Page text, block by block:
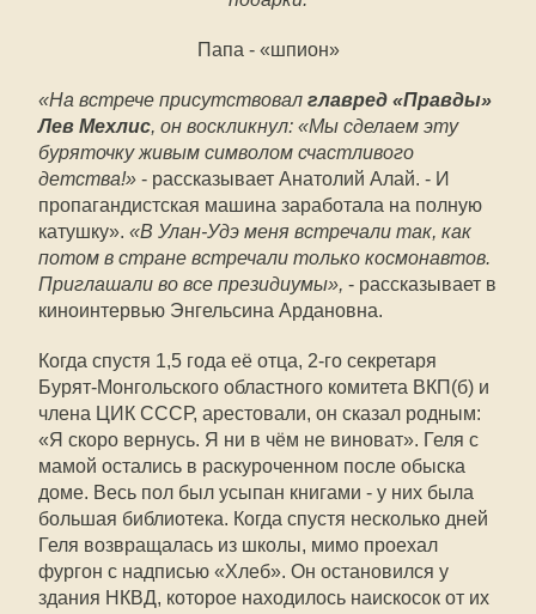
Папа - «шпион»
«На встрече присутствовал главред «Правды»
Лев Мехлис, он воскликнул: «Мы сделаем эту
буряточку живым символом счастливого
детства!» - рассказывает Анатолий Алай. - И
пропагандистская машина заработала на полную
катушку». «В Улан-Удэ меня встречали так, как
потом в стране встречали только космонавтов.
Приглашали во все президиумы», - рассказывает в
киноинтервью Энгельсина Ардановна.
Когда спустя 1,5 года её отца, 2-го секретаря
Бурят-Монгольского областного комитета ВКП(б) и
члена ЦИК СССР, арестовали, он сказал родным:
«Я скоро вернусь. Я ни в чём не виноват». Геля с
мамой остались в раскуроченном после обыска
доме. Весь пол был усыпан книгами - у них была
большая библиотека. Когда спустя несколько дней
Геля возвращалась из школы, мимо проехал
фургон с надписью «Хлеб». Он остановился у
здания НКВД, которое находилось наискосок от их